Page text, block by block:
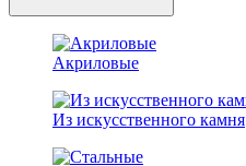
Акриловые
Из искусственного камня